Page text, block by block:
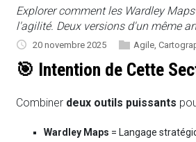
Explorer comment les Wardley
l'agilité. Deux versions d'un même
20 novembre 2025 Agile
🎯 Intention de Cette
Combiner deux outils puissants
Wardley Maps = Langage